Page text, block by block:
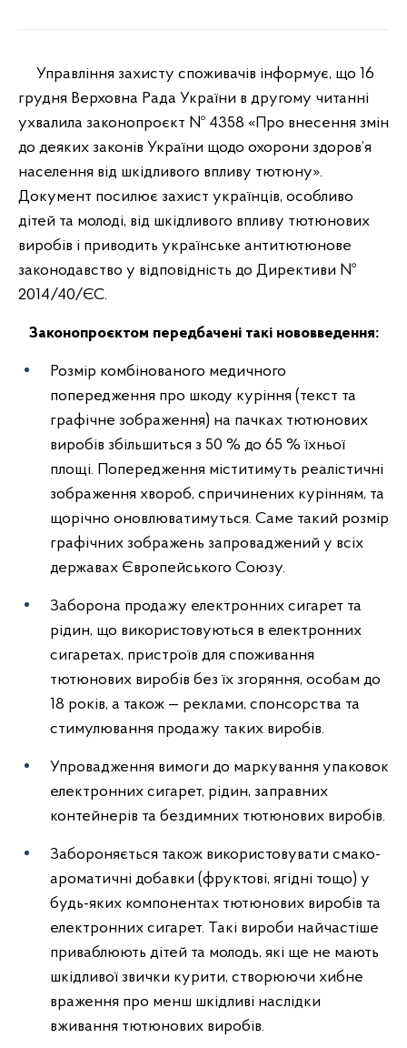
Управління захисту споживачів інформує, що 16
грудня Верховна Рада України в другому читанні
ухвалила законопроєкт № 4358 «Про внесення змін
до деяких законів України щодо охорони здоров’я
населення від шкідливого впливу тютюну».
Документ посилює захист українців, особливо
дітей та молоді, від шкідливого впливу тютюнових
виробів і приводить українське антитютюнове
законодавство у відповідність до Директиви №
2014/40/ЄС.
Законопроєктом передбачені такі нововведення:
Розмір комбінованого медичного
попередження про шкоду куріння (текст та
графічне зображення) на пачках тютюнових
виробів збільшиться з 50 % до 65 % їхньої
площі. Попередження міститимуть реалістичні
зображення хвороб, спричинених курінням, та
щорічно оновлюватимуться. Саме такий розмір
графічних зображень запроваджений у всіх
державах Європейського Союзу.
Заборона продажу електронних сигарет та
рідин, що використовуються в електронних
сигаретах, пристроїв для споживання
тютюнових виробів без їх згоряння, особам до
18 років, а також — реклами, спонсорства та
стимулювання продажу таких виробів.
Упровадження вимоги до маркування упаковок
електронних сигарет, рідин, заправних
контейнерів та бездимних тютюнових виробів.
Забороняється також використовувати смако-
ароматичні добавки (фруктові, ягідні тощо) у
будь-яких компонентах тютюнових виробів та
електронних сигарет. Такі вироби найчастіше
приваблюють дітей та молодь, які ще не мають
шкідливої звички курити, створюючи хибне
враження про менш шкідливі наслідки
вживання тютюнових виробів.